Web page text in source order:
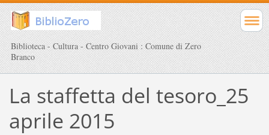
Biblioteca - Cultura - Centro Giovani : Comune di Zero
Branco
La staffetta del tesoro_25
aprile 2015